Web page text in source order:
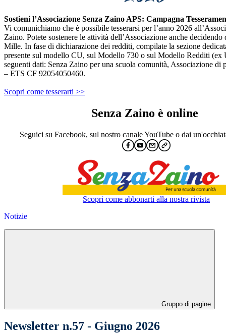
Sostieni l’Associazione Senza Zaino APS: Campagna
Vi comunichiamo che è possibile tesserarsi per l’anno 2026
Zaino. Potete sostenere le attività dell’Associazione anche
Mille. In fase di dichiarazione dei redditi, compilate la sezione
presente sul modello CU, sul Modello 730 o sul Modello Redditi (ex
seguenti dati: Senza Zaino per una scuola comunità, Associazione di
– ETS CF 92054050460.
Scopri come tesserarti >>
Senza Zaino è online
Seguici su Facebook, sul nostro canale YouTube o dai
Scopri come abbonarti alla nostra rivista
Notizie
Gruppo di pagine
Newsletter n.57 - Giugno 2026